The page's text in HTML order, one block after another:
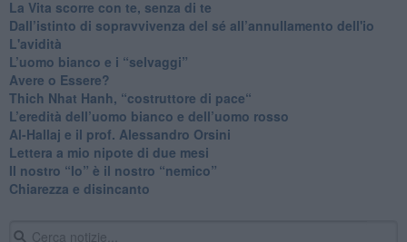
​La Vita scorre con te, senza di te
​Dall’istinto di sopravvivenza del sé all’annullamento dell'io
L'avidità
​L’uomo bianco e i “selvaggi”
​Avere o Essere?
​Thich Nhat Hanh, “costruttore di pace“
​L’eredità dell’uomo bianco e dell’uomo rosso
Al-Hallaj e il prof. Alessandro Orsini
​Lettera a mio nipote di due mesi
​Il nostro “Io” è il nostro “nemico”
​Chiarezza e disincanto